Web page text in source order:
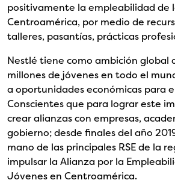
positivamente la empleabilidad de
Centroamérica, por medio de
talleres, pasantías, prácticas
Nestlé tiene como ambición global
millones de jóvenes en todo el
a oportunidades económicas para
Conscientes que para lograr este
crear alianzas con empresas,
gobierno; desde finales del año
mano de las principales RSE de la
impulsar la Alianza por la
Jóvenes en Centroamérica.